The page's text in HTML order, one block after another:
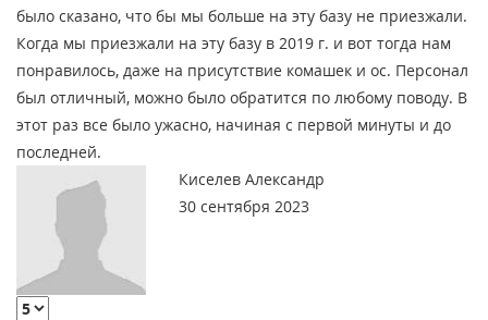
было сказано, что бы мы больше на эту базу не приезжали.
Когда мы приезжали на эту базу в 2019 г. и вот тогда нам
понравилось, даже на присутствие комашек и ос. Персонал
был отличный, можно было обратится по любому поводу. В
этот раз все было ужасно, начиная с первой минуты и до
последней.
Киселев Александр
30 сентября 2023